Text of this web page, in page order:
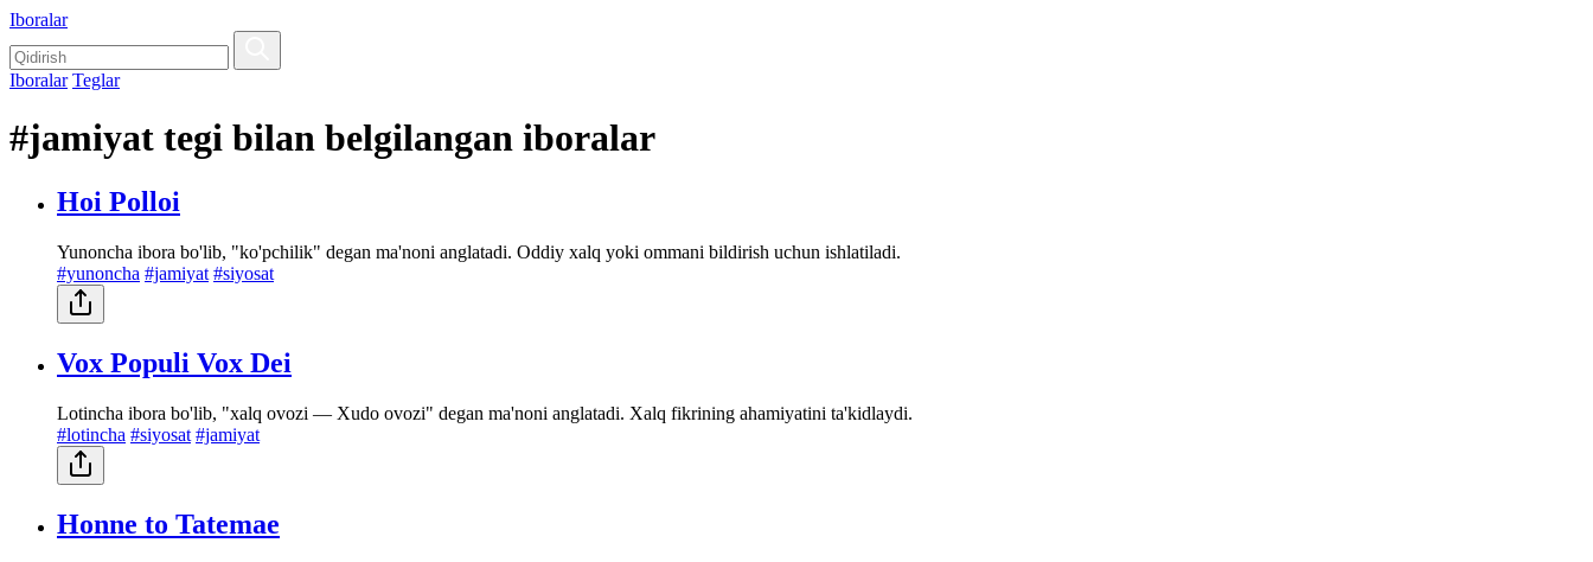
Iboralar
Iboralar Teglar
#jamiyat tegi bilan belgilangan iboralar
Hoi Polloi
Yunoncha ibora bo'lib, "ko'pchilik" degan ma'noni anglatadi. Oddiy xalq yoki ommani bildirish uchun ishlatiladi.
#yunoncha #jamiyat #siyosat
Vox Populi Vox Dei
Lotincha ibora bo'lib, "xalq ovozi — Xudo ovozi" degan ma'noni anglatadi. Xalq fikrining ahamiyatini ta'kidlaydi.
#lotincha #siyosat #jamiyat
Honne to Tatemae